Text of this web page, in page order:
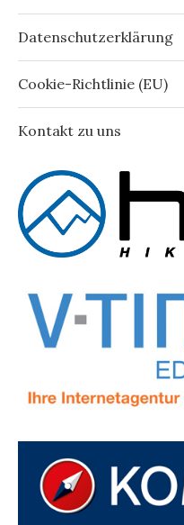
Datenschutzerklärung
Cookie-Richtlinie (EU)
Kontakt zu uns